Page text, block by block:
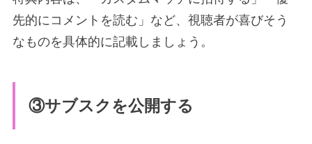
先的にコメントを読む」など、視聴者が喜びそう
なものを具体的に記載しましょう。
③サブスクを公開する